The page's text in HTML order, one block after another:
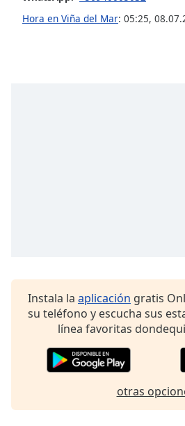
Style
Close
Hora en Viña del Mar: 05:25,
Instala la aplicación gratis
su teléfono y escucha sus
línea favoritas
otras